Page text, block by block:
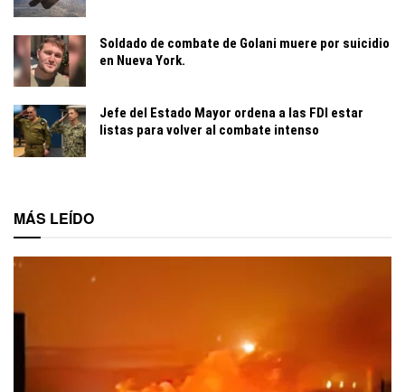
Soldado de combate de Golani muere por suicidio
en Nueva York.
Jefe del Estado Mayor ordena a las FDI estar
listas para volver al combate intenso
MÁS LEÍDO